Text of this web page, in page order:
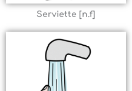
Serviette [n.f]